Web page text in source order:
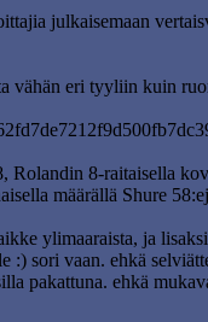
julkaisemaan
vähän eri tyyliin kuin
8-raitaisella
määrällä Shure
ylimaaraista, ja
sori vaan. ehkä
pakattuna. ehkä